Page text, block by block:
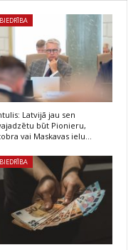
Latvijā jau sen
būt Pionieru,
vai Maskavas ielu…